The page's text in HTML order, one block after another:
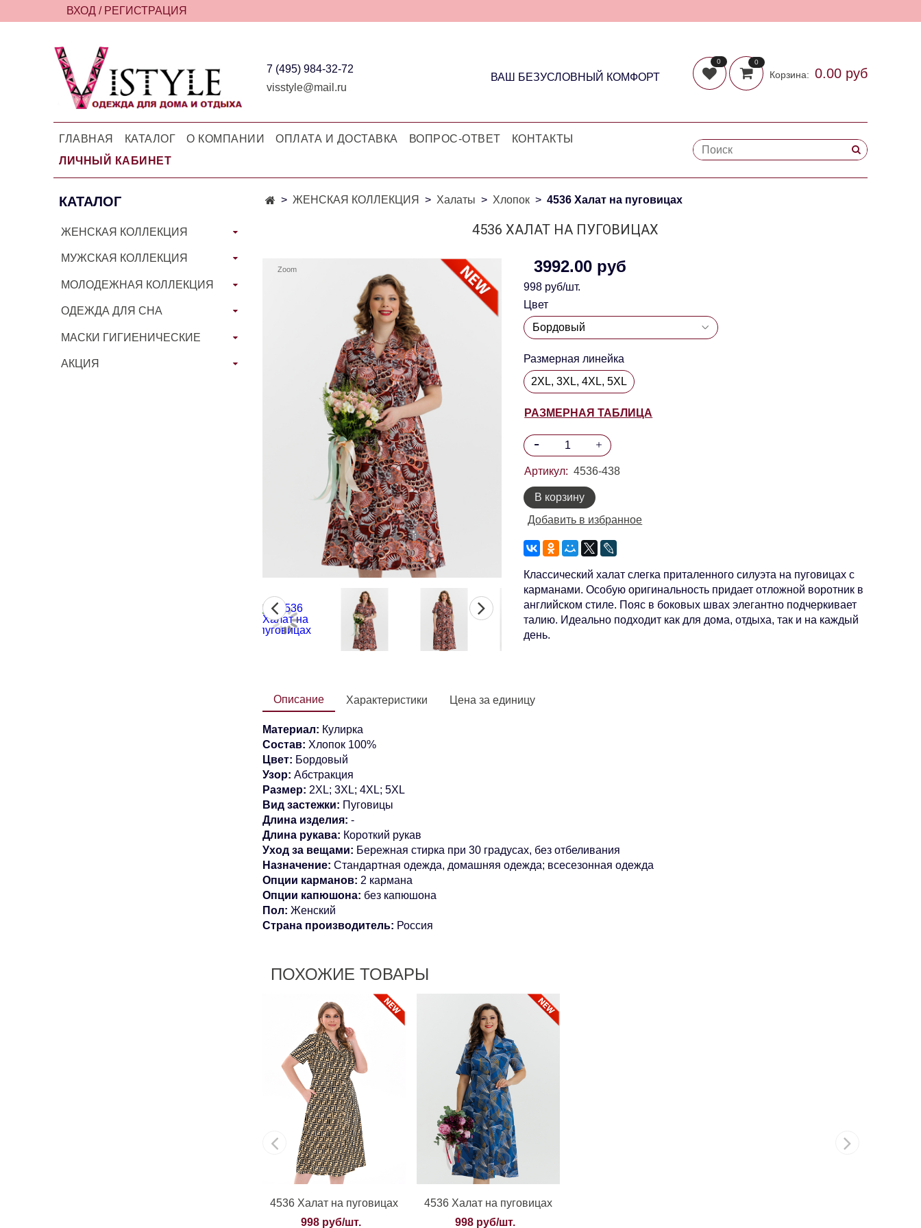
ВХОД / РЕГИСТРАЦИЯ
7 (495) 984-32-72
visstyle@mail.ru
ВАШ БЕЗУСЛОВНЫЙ КОМФОРТ
0 0
Корзина: 0.00 руб
ГЛАВНАЯ КАТАЛОГ О КОМПАНИИ ОПЛАТА И ДОСТАВКА ВОПРОС-ОТВЕТ
КОНТАКТЫ
ЛИЧНЫЙ КАБИНЕТ
ЖЕНСКАЯ КОЛЛЕКЦИЯ Халаты Хлопок 4536 Халат на пуговицах
4536 ХАЛАТ НА ПУГОВИЦАХ
Zoom 3992.00 руб
998 руб/шт.
Цвет
Размерная линейка
2XL, 3XL, 4XL, 5XL
РАЗМЕРНАЯ ТАБЛИЦА
Артикул: 4536-438
В корзину
Добавить в избранное
Классический халат слегка приталенного силуэта на пуговицах с
карманами. Особую оригинальность придает отложной воротник в
английском стиле. Пояс в боковых швах элегантно подчеркивает
талию. Идеально подходит как для дома, отдыха, так и на каждый
день.
Описание
Материал: Кулирка
Состав: Хлопок 100%
Цвет: Бордовый
Узор: Абстракция
Размер: 2XL; 3XL; 4XL; 5XL
Вид застежки: Пуговицы
Длина изделия: -
Длина рукава: Короткий рукав
Уход за вещами: Бережная стирка при 30 градусах, без отбеливания
Назначение: Стандартная одежда, домашняя одежда; всесезонная одежда
Опции карманов: 2 кармана
Опции капюшона: без капюшона
Пол: Женский
Страна производитель: Россия
Характеристики Цена за единицу
ПОХОЖИЕ ТОВАРЫ
4536 Халат на пуговицах
998 руб/шт.
4536 Халат на пуговицах
998 руб/шт.
КАТАЛОГ
ЖЕНСКАЯ КОЛЛЕКЦИЯ
МУЖСКАЯ КОЛЛЕКЦИЯ
МОЛОДЕЖНАЯ КОЛЛЕКЦИЯ
ОДЕЖДА ДЛЯ СНА
МАСКИ ГИГИЕНИЧЕСКИЕ
АКЦИЯ